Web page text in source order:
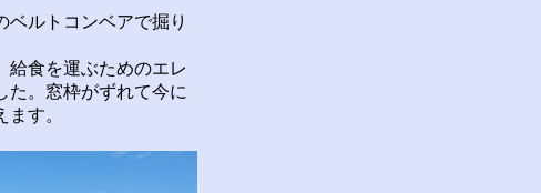
ルトコンベアで掘り
食を運ぶためのエレ
た。窓枠がずれて今に
す。